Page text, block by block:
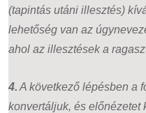
(tapintás utáni illesztés)
lehetőség van az
ahol az illesztések a
4. A következő lépésben a
konvertáljuk, és előnézetet